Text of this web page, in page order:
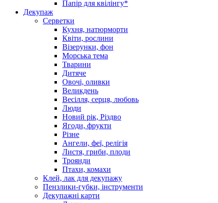
Папір для квілінгу*
Декупаж
Серветки
Кухня, натюрморти
Квіти, рослини
Візерунки, фон
Морська тема
Тварини
Дитяче
Овочі, оливки
Великдень
Весілля, серця, любовь
Люди
Новий рік, Різдво
Ягоди, фрукти
Різне
Ангели, феї, релігія
Листя, гриби, плоди
Троянди
Птахи, комахи
Клей, лак для декупажу
Пензлики-губки, інструменти
Декупажні карти